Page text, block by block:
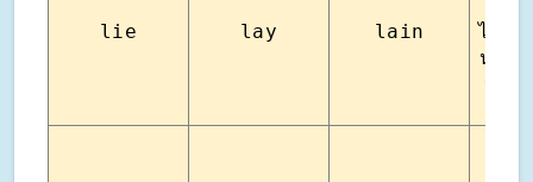
lie lay lain
ไม่ต้อ
นอนเ